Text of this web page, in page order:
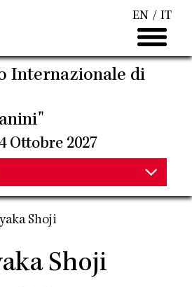
EN IT
Internazionale di
Ottobre 2027
Shoji
Shoji